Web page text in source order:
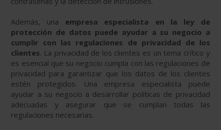
Además, una empresa especialista en la ley de
protección de datos puede ayudar a su negocio a
cumplir con las regulaciones de privacidad de los
clientes. La privacidad de los clientes es un tema crítico y
es esencial que su negocio cumpla con las regulaciones de
privacidad para garantizar que los datos de los clientes
estén protegidos. Una empresa especialista puede
ayudar a su negocio a desarrollar políticas de privacidad
adecuadas y asegurar que se cumplan todas las
regulaciones necesarias.